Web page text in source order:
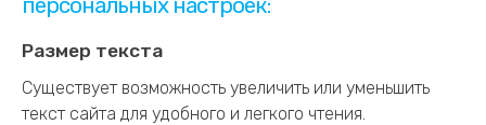
Размер текста
Существует возможность увеличить или уменьшить
текст сайта для удобного и легкого чтения.